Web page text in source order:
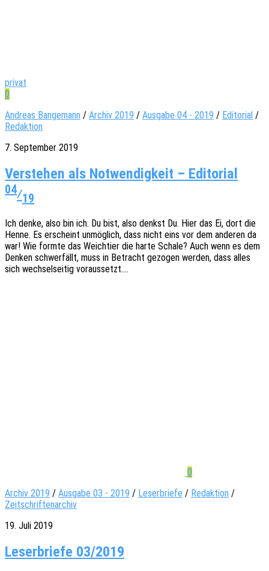
privat
0
Andreas Bangemann / Archiv 2019 / Ausgabe 04 - 2019 / Editorial /
Redaktion
7. September 2019
Verstehen als Notwendigkeit – Editorial
04⁄19
Ich denke, also bin ich. Du bist, also denkst Du. Hier das Ei, dort die
Henne. Es erscheint unmög­lich, dass nicht eins vor dem ande­ren da
war! Wie formte das Weich­tier die harte Schale? Auch wenn es dem
Denken schwer­fällt, muss in Betracht gezo­gen werden, dass alles
sich wech­sel­sei­tig voraussetzt.…
0
Archiv 2019 / Ausgabe 03 - 2019 / Leserbriefe / Redaktion /
Zeitschriftenarchiv
19. Juli 2019
Leserbriefe 03/2019